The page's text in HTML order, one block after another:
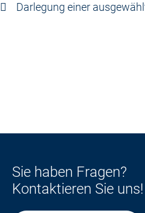
Darlegung einer
Sie haben Fragen?
Kontaktieren Sie uns!